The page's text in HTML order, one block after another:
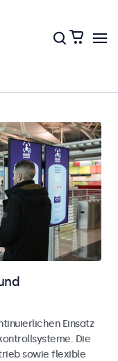
Einsatz
Die
sowie flexible